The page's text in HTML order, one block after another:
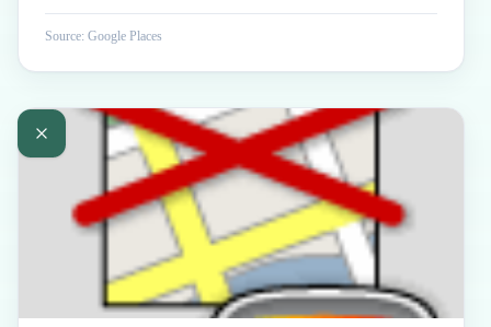
Source: Google Places